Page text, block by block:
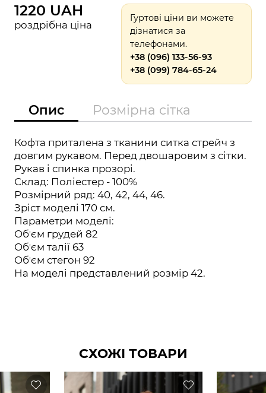
1220 UAH
роздрібна ціна
Гуртові ціни ви можете
дізнатися за
телефонами.
+38 (096) 133-56-93
+38 (099) 784-65-24
Опис Розмірна сітка
Кофта приталена з тканини ситка стрейч з
довгим рукавом. Перед двошаровим з сітки.
Рукав і спинка прозорі.
Склад: Поліестер - 100%
Розмірний ряд: 40, 42, 44, 46.
Зріст моделі 170 см.
Параметри моделі:
Обʼєм грудей 82
Обʼєм талії 63
Обʼєм стегон 92
На моделі представлений розмір 42.
СХОЖІ ТОВАРИ